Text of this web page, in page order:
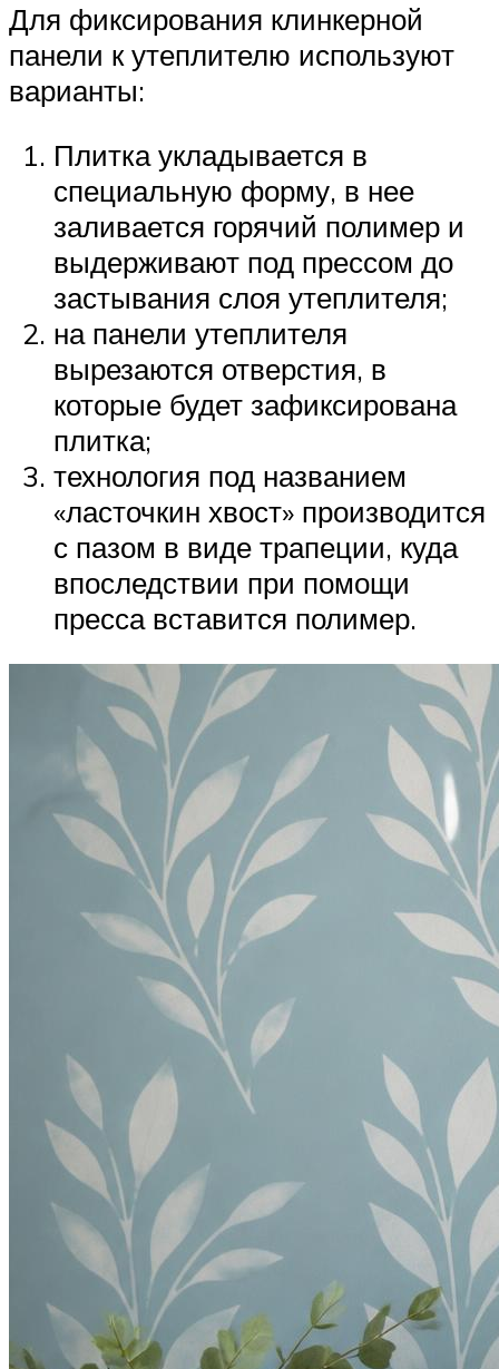
Для фиксирования клинкерной
панели к утеплителю используют
варианты:
Плитка укладывается в
специальную форму, в нее
заливается горячий полимер и
выдерживают под прессом до
застывания слоя утеплителя;
на панели утеплителя
вырезаются отверстия, в
которые будет зафиксирована
плитка;
технология под названием
«ласточкин хвост» производится
с пазом в виде трапеции, куда
впоследствии при помощи
пресса вставится полимер.